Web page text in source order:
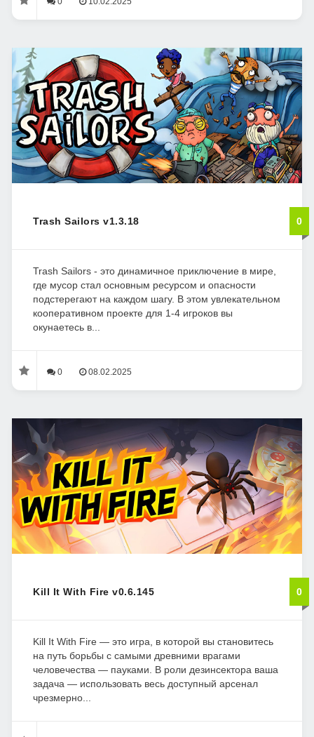
Trash Sailors v1.3.18 0
Trash Sailors - это динамичное приключение в мире,
где мусор стал основным ресурсом и опасности
подстерегают на каждом шагу. В этом увлекательном
кооперативном проекте для 1-4 игроков вы
окунаетесь в...
0 08.02.2025
Kill It With Fire v0.6.145 0
Kill It With Fire — это игра, в которой вы становитесь
на путь борьбы с самыми древними врагами
человечества — пауками. В роли дезинсектора ваша
задача — использовать весь доступный арсенал
чрезмерно...